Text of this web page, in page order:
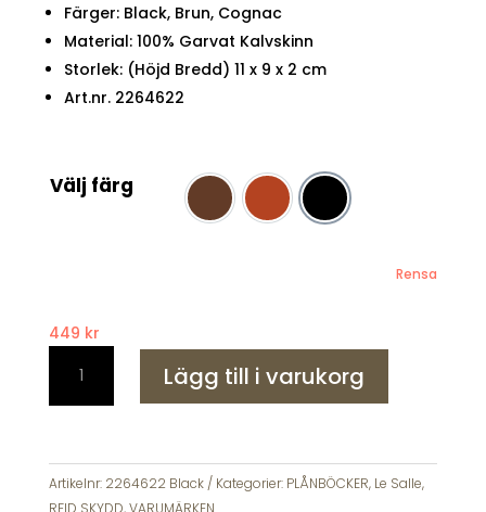
Färger: Black, Brun, Cognac
Material: 100% Garvat Kalvskinn
Storlek: (Höjd Bredd) 11 x 9 x 2 cm
Art.nr. 2264622
Välj färg
Brun Cognac Svart
Rensa
449 kr
Salle
Premium
Skinn
RFID
Lägg till i varukorg
Artikelnr: 2264622 Black Kategorier: PLÅNBÖCKER, Le Salle,